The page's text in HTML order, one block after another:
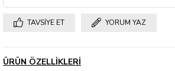
TAVSIYE ET YORUM YAZ
ÜRÜN ÖZELLIKLERI